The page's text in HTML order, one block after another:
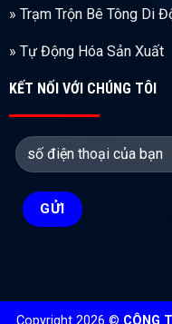
» Trạm Trộn Bê Tông Di
» Tự Động Hóa Sản Xuất
KẾT NỐI VỚI CHÚNG TÔI
Copyright 2026 © CÔNG